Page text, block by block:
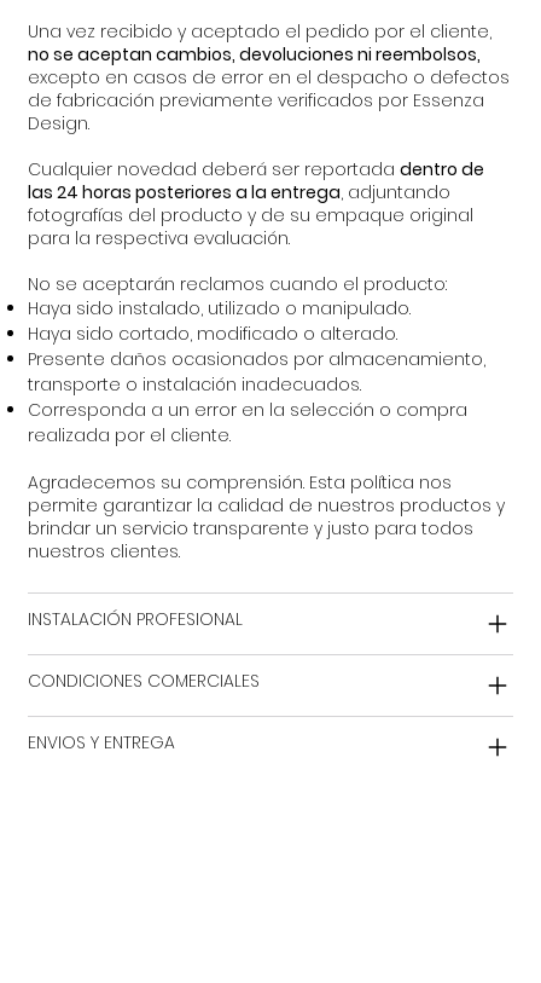
Una vez recibido y aceptado el pedido por el cliente,
no se aceptan cambios, devoluciones ni reembolsos,
excepto en casos de error en el despacho o defectos
de fabricación previamente verificados por Essenza
Design.
Cualquier novedad deberá ser reportadadentro de
las 24 horas posteriores a la entrega, adjuntando
fotografías del producto y de su empaque original
para la respectiva evaluación.
No se aceptarán reclamos cuando el producto:
Haya sido instalado, utilizado o manipulado.
Haya sido cortado, modificado o alterado.
Presente daños ocasionados por almacenamiento,
transporte o instalación inadecuados.
Corresponda a un error en la selección o compra
realizada por el cliente.
Agradecemos su comprensión. Esta política nos
permite garantizar la calidad de nuestros productos y
brindar un servicio transparente y justo para todos
nuestros clientes.
INSTALACIÓN PROFESIONAL
CONDICIONES COMERCIALES
ENVIOS Y ENTREGA